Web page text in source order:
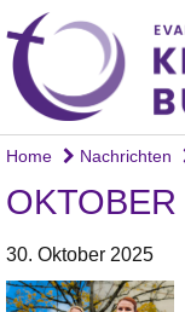
Home Nachrichten
OKTOBER
30. Oktober 2025